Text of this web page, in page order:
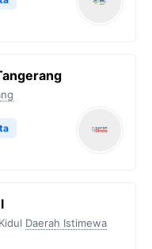
Daerah Istimewa